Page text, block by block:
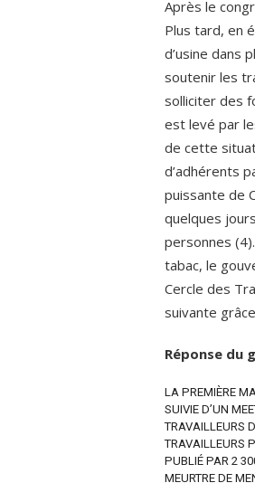
Après le
Plus tard, en
d’usine dans
soutenir les
solliciter des
est levé par
de cette
d’adhérents
puissante de
quelques
personnes
tabac, le
Cercle des
suivante
Réponse du
LA PREMIÈRE
SUIVIE D’UN
TRAVAILLEURS
TRAVAILLEURS
PUBLIÉ PAR 2
MEURTRE DE